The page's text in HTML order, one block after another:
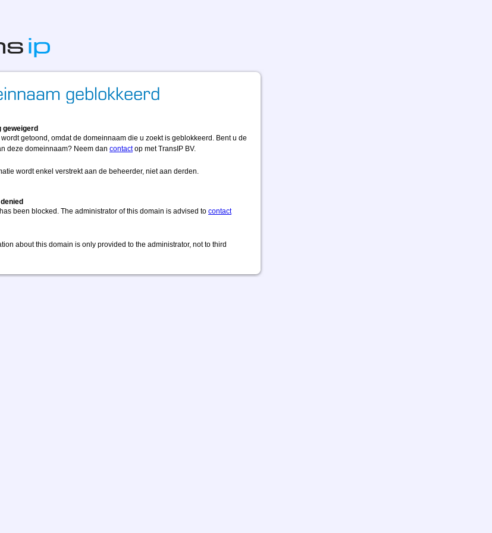
geweigerd
getoond, omdat de domeinnaam die u zoekt is geblokkeerd. Bent u de
deze domeinnaam? Neem dan contactop met TransIP BV.
wordt enkel verstrekt aan de beheerder, niet aan derden.
been blocked. The administrator of this domain is advised to contact
about this domain is only provided to the administrator, not to third